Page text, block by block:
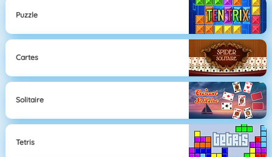
Puzzle
Cartes
Solitaire
Tetris